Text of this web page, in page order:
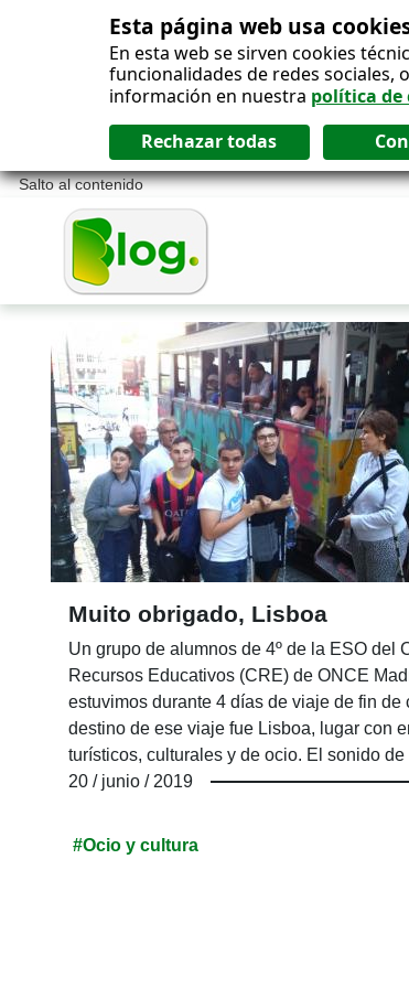
Esta página web usa
En esta web se sirven cookies
funcionalidades de redes sociales,
información en nuestra política de
Salto al contenido
Blog
Muito obrigado, Lisboa
Un grupo de alumnos de 4º de la ESO del
Recursos Educativos (CRE) de ONCE
estuvimos durante 4 días de viaje de fin de
destino de ese viaje fue Lisboa, lugar con
turísticos, culturales y de ocio. El sonido de
conteras de nuestros bastones por el
desapercibidos.
20 / junio / 2019
#Ocio y cultura